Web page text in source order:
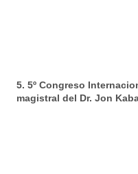
5. 5º Congreso
magistral del Dr. Jon